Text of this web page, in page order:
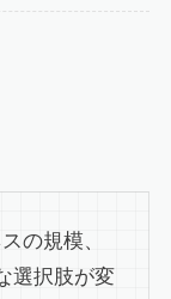
の規模、
選択肢が変